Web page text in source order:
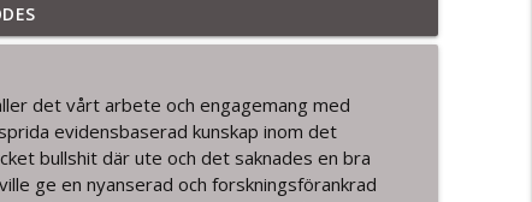
info_outline
det vårt arbete och engagemang med
evidensbaserad kunskap inom det
bullshit där ute och det saknades en bra
ge en nyanserad och forskningsförankrad